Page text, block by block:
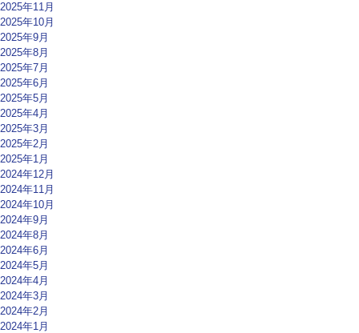
2025年11月
2025年10月
2025年9月
2025年8月
2025年7月
2025年6月
2025年5月
2025年4月
2025年3月
2025年2月
2025年1月
2024年12月
2024年11月
2024年10月
2024年9月
2024年8月
2024年6月
2024年5月
2024年4月
2024年3月
2024年2月
2024年1月